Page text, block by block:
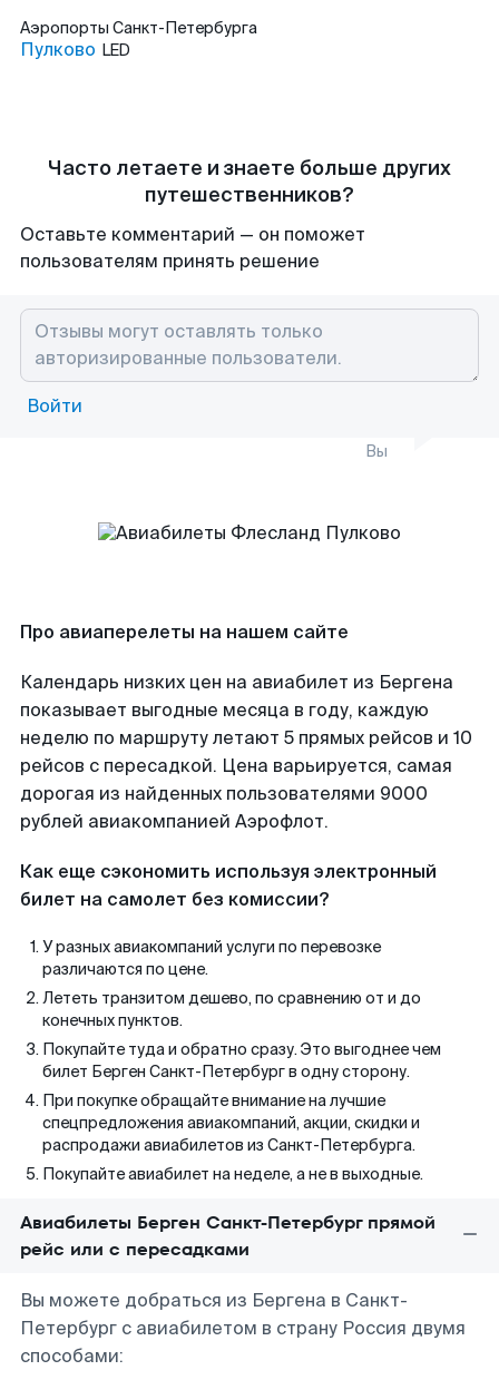
Аэропорты Санкт-Петербурга
Пулково LED
Часто летаете и знаете больше других
путешественников?
Оставьте комментарий — он поможет
пользователям принять решение
Войти
Вы
Про авиаперелеты на нашем сайте
Календарь низких цен на авиабилет из Бергена
показывает выгодные месяца в году, каждую
неделю по маршруту летают 5 прямых рейсов и 10
рейсов с пересадкой. Цена варьируется, самая
дорогая из найденных пользователями 9000
рублей авиакомпанией Аэрофлот.
Как еще сэкономить используя электронный
билет на самолет без комиссии?
У разных авиакомпаний услуги по перевозке
различаются по цене.
Лететь транзитом дешево, по сравнению от и до
конечных пунктов.
Покупайте туда и обратно сразу. Это выгоднее чем
билет Берген Санкт-Петербург в одну сторону.
При покупке обращайте внимание на лучшие
спецпредложения авиакомпаний, акции, скидки и
распродажи авиабилетов из Санкт-Петербурга.
Покупайте авиабилет на неделе, а не в выходные.
Авиабилеты Берген Санкт-Петербург прямой
рейс или с пересадками
Вы можете добраться из Бергена в Санкт-
Петербург с авиабилетом в страну Россия двумя
способами: